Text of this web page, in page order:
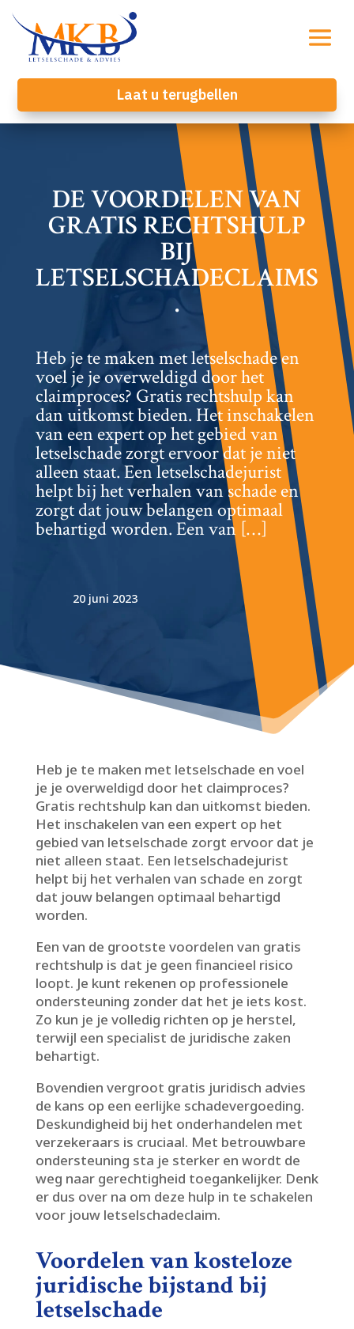
Laat u terugbellen
DE VOORDELEN VAN
GRATIS RECHTSHULP
BIJ
LETSELSCHADECLAIMS
.​
Heb je te maken met letselschade en
voel je je overweldigd door het
claimproces? Gratis rechtshulp kan
dan uitkomst bieden.​ Het inschakelen
van een expert op het gebied van
letselschade zorgt ervoor dat je niet
alleen staat.​ Een letselschadejurist
helpt bij het verhalen van schade en
zorgt dat jouw belangen optimaal
behartigd worden.​ Een van […]
20 juni 2023
Heb je te maken met letselschade en voel
je je overweldigd door het claimproces?
Gratis rechtshulp kan dan uitkomst bieden.​
Het inschakelen van een expert op het
gebied van letselschade zorgt ervoor dat je
niet alleen staat.​ Een letselschadejurist
helpt bij het verhalen van schade en zorgt
dat jouw belangen optimaal behartigd
worden.​
Een van de grootste voordelen van gratis
rechtshulp is dat je geen financieel risico
loopt.​ Je kunt rekenen op professionele
ondersteuning zonder dat het je iets kost.​
Zo kun je je volledig richten op je herstel,
terwijl een specialist de juridische zaken
behartigt.​
Bovendien vergroot gratis juridisch advies
de kans op een eerlijke schadevergoeding.​
Deskundigheid bij het onderhandelen met
verzekeraars is cruciaal.​ Met betrouwbare
ondersteuning sta je sterker en wordt de
weg naar gerechtigheid toegankelijker.​ Denk
er dus over na om deze hulp in te schakelen
voor jouw letselschadeclaim.​
Voordelen van kosteloze
juridische bijstand bij
letselschade